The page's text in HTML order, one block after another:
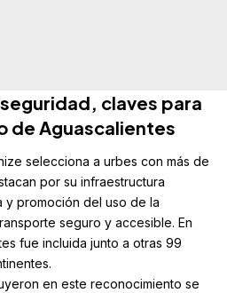
claves para
de Aguascalientes
selecciona a urbes con más de
por su infraestructura
y promoción del uso de la
seguro y accesible. En
fue incluida junto a otras 99
en este reconocimiento se